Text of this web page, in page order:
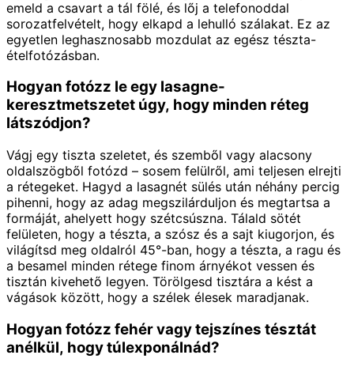
emeld a csavart a tál fölé, és lőj a telefonoddal
sorozatfelvételt, hogy elkapd a lehulló szálakat. Ez az
egyetlen leghasznosabb mozdulat az egész tészta-
ételfotózásban.
Hogyan fotózz le egy lasagne-
keresztmetszetet úgy, hogy minden réteg
látszódjon?
Vágj egy tiszta szeletet, és szemből vagy alacsony
oldalszögből fotózd – sosem felülről, ami teljesen elrejti
a rétegeket. Hagyd a lasagnét sülés után néhány percig
pihenni, hogy az adag megszilárduljon és megtartsa a
formáját, ahelyett hogy szétcsúszna. Tálald sötét
felületen, hogy a tészta, a szósz és a sajt kiugorjon, és
világítsd meg oldalról 45°-ban, hogy a tészta, a ragu és
a besamel minden rétege finom árnyékot vessen és
tisztán kivehető legyen. Törölgesd tisztára a kést a
vágások között, hogy a szélek élesek maradjanak.
Hogyan fotózz fehér vagy tejszínes tésztát
anélkül, hogy túlexponálnád?